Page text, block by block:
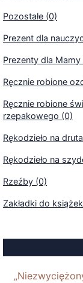
Pozostałe (0)
Prezent dla
Prezenty dla Mamy
Ręcznie robione
Ręcznie robione
rzepakowego (0)
Rękodzieło na
Rękodzieło na
Rzeźby (0)
Zakładki do